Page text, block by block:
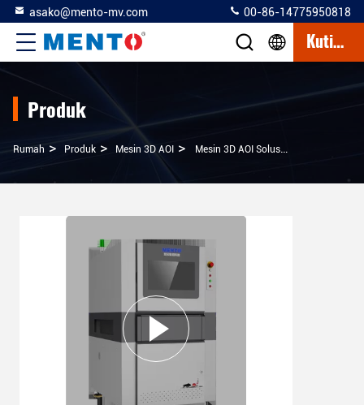
asako@mento-mv.com 00-86-14775950818
Kutipan
Produk
Rumah > Produk > Mesin 3D AOI > Mesin 3D AOI Solusi Presisi Tinggi Untuk Inspeksi Paste Solder Dan Pengukuran Dan Perbandingan 3D 5 Megapixel